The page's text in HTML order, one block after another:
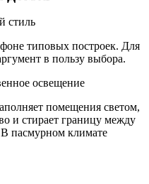
стиль
типовых построек. Для
в пользу выбора.
освещение
помещения светом,
и стирает границу между
пасмурном климате